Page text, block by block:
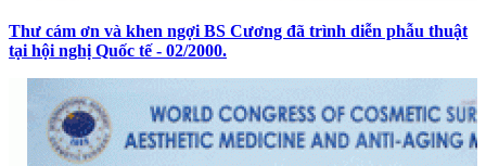
Thư cám ơn và khen ngợi BS Cương đã trình diễn phẫu thuật
tại hội nghị Quốc tế - 02/2000.